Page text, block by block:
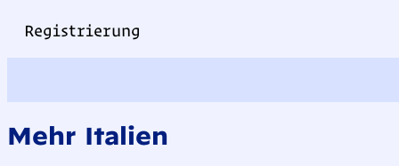
Registrierung
Mehr Italien